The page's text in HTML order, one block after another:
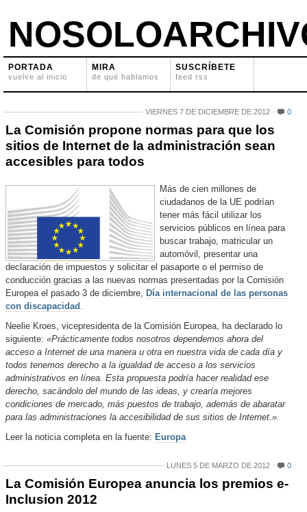
PORTADA
vuelve al inicio
MIRA
de qué hablamos
SUSCRÍBETE
feed rss
VIERNES 7 DE DICIEMBRE DE 2012 0
La Comisión propone normas para que los
sitios de Internet de la administración sean
accesibles para todos
Más de cien millones de
ciudadanos de la UE podrían
tener más fácil utilizar los
servicios públicos en línea para
buscar trabajo, matricular un
automóvil, presentar una
declaración de impuestos y solicitar el pasaporte o el permiso de
conducción gracias a las nuevas normas presentadas por la Comisión
Europea el pasado 3 de diciembre, Día internacional de las personas
con discapacidad .
Neelie Kroes, vicepresidenta de la Comisión Europea, ha declarado lo
siguiente: «Prácticamente todos nosotros dependemos ahora del
acceso a Internet de una manera u otra en nuestra vida de cada día y
todos tenemos derecho a la igualdad de acceso a los servicios
administrativos en línea. Esta propuesta podría hacer realidad ese
derecho, sacándolo del mundo de las ideas, y crearía mejores
condiciones de mercado, más puestos de trabajo, además de abaratar
para las administraciones la accesibilidad de sus sitios de Internet.».
Leer la noticia completa en la fuente: Europa
LUNES 5 DE MARZO DE 2012 0
La Comisión Europea anuncia los premios e-
Inclusion 2012